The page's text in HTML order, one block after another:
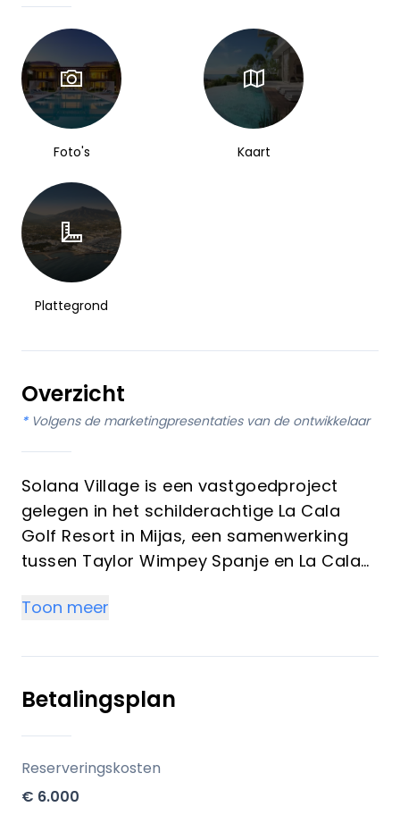
Foto's Kaart
Plattegrond
Overzicht
* Volgens de marketingpresentaties van de ontwikkelaar
Solana Village is een vastgoedproject
gelegen in het schilderachtige La Cala
Golf Resort in Mijas, een samenwerking
tussen Taylor Wimpey Spanje en La Cala
biedt een verscheidenheid aan luxe
tuin, penthouses en duplexwoningen. De
woningen zijn verkrijgbaar met 1 tot 3
slaapkamers en beschikken over ruime
interieurs, moderne afwerkingen en royale
buitenruimtes zoals terrassen, tuinen of
solariums, allemaal ontworpen om
Toon meer
Betalingsplan
Reserveringskosten
€ 6.000